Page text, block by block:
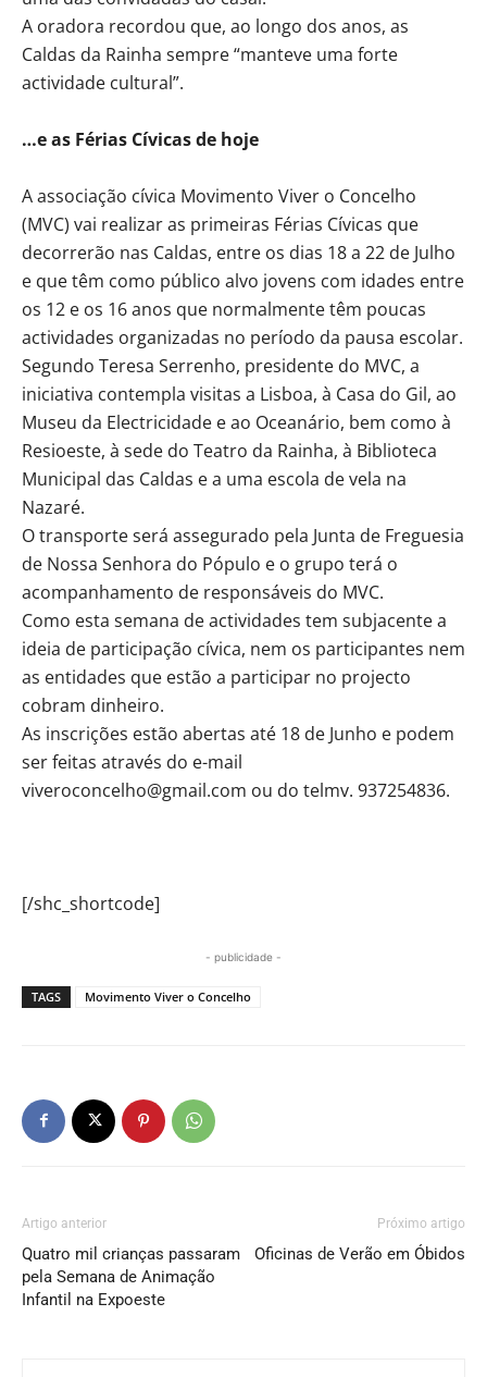
A oradora recordou que, ao longo dos anos, as
Caldas da Rainha sempre “manteve uma forte
actividade cultural”.
…e as Férias Cívicas de hoje
A associação cívica Movimento Viver o Concelho
(MVC) vai realizar as primeiras Férias Cívicas que
decorrerão nas Caldas, entre os dias 18 a 22 de Julho
e que têm como público alvo jovens com idades entre
os 12 e os 16 anos que normalmente têm poucas
actividades organizadas no período da pausa escolar.
Segundo Teresa Serrenho, presidente do MVC, a
iniciativa contempla visitas a Lisboa, à Casa do Gil, ao
Museu da Electricidade e ao Oceanário, bem como à
Resioeste, à sede do Teatro da Rainha, à Biblioteca
Municipal das Caldas e a uma escola de vela na
Nazaré.
O transporte será assegurado pela Junta de Freguesia
de Nossa Senhora do Pópulo e o grupo terá o
acompanhamento de responsáveis do MVC.
Como esta semana de actividades tem subjacente a
ideia de participação cívica, nem os participantes nem
as entidades que estão a participar no projecto
cobram dinheiro.
As inscrições estão abertas até 18 de Junho e podem
ser feitas através do e-mail
viveroconcelho@gmail.com ou do telmv. 937254836.
[/shc_shortcode]
- publicidade -
TAGS Movimento Viver o Concelho
Artigo anterior
Quatro mil crianças passaram
pela Semana de Animação
Infantil na Expoeste
Próximo artigo
Oficinas de Verão em Óbidos